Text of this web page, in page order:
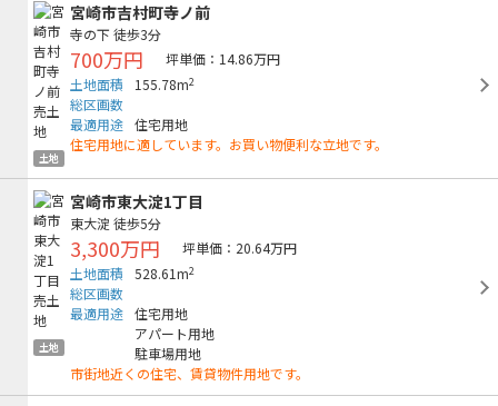
土地
宮崎市吉村町寺ノ前
寺の下 徒歩3分
700万円
坪単価：14.86万円
土地面積
155.78m2
総区画数
最適用途 住宅用地
住宅用地に適しています。お買い物便利な立地です。
土地
宮崎市東大淀1丁目
東大淀 徒歩5分
3,300万円
坪単価：20.64万円
土地面積
528.61m2
総区画数
最適用途 住宅用地
アパート用地
駐車場用地
市街地近くの住宅、賃貸物件用地です。